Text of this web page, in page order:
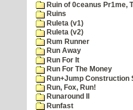
Ruin of 0ceanus Pr1me,
Ruins
Ruleta (v1)
Ruleta (v2)
Rum Runner
Run Away
Run For It
Run For The Money
Run+Jump Construction
Run, Fox, Run!
Runaround II
Runfast